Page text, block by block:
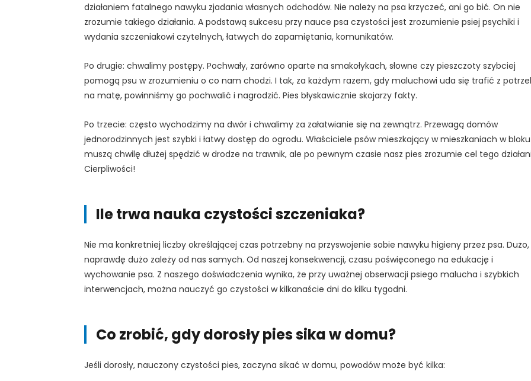
działaniem fatalnego nawyku zjadania własnych odchodów. Nie należy na psa krzyczeć, ani go bić. On nie
zrozumie takiego działania. A podstawą sukcesu przy nauce psa czystości jest zrozumienie psiej psychiki i
wydania szczeniakowi czytelnych, łatwych do zapamiętania, komunikatów.
Po drugie: chwalimy postępy. Pochwały, zarówno oparte na smakołykach, słowne czy pieszczoty szybciej
pomogą psu w zrozumieniu o co nam chodzi. I tak, za każdym razem, gdy maluchowi uda się trafić z
na matę, powinniśmy go pochwalić i nagrodzić. Pies błyskawicznie skojarzy fakty.
Po trzecie: często wychodzimy na dwór i chwalimy za załatwianie się na zewnątrz. Przewagą domów
jednorodzinnych jest szybki i łatwy dostęp do ogrodu. Właściciele psów mieszkający w mieszkaniach w bloku
muszą chwilę dłużej spędzić w drodze na trawnik, ale po pewnym czasie nasz pies zrozumie cel tego
Cierpliwości!
Ile trwa nauka czystości szczeniaka?
Nie ma konkretniej liczby określającej czas potrzebny na przyswojenie sobie nawyku higieny przez psa. Dużo,
naprawdę dużo zależy od nas samych. Od naszej konsekwencji, czasu poświęconego na edukację i
wychowanie psa. Z naszego doświadczenia wynika, że przy uważnej obserwacji psiego malucha i szybkich
interwencjach, można nauczyć go czystości w kilkanaście dni do kilku tygodni.
Co zrobić, gdy dorosły pies sika w domu?
Jeśli dorosły, nauczony czystości pies, zaczyna sikać w domu, powodów może być kilka: